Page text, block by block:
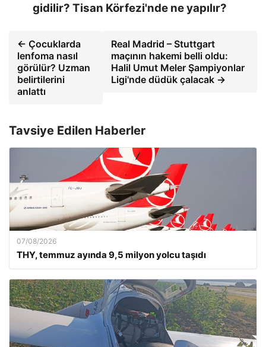
gidilir? Tisan Körfezi'nde ne yapılır?
← Çocuklarda
lenfoma nasıl
görülür? Uzman
belirtilerini
anlattı
Real Madrid – Stuttgart
maçının hakemi belli oldu:
Halil Umut Meler Şampiyonlar
Ligi'nde düdük çalacak →
Tavsiye Edilen Haberler
07/08/2026
THY, temmuz ayında 9,5 milyon yolcu taşıdı